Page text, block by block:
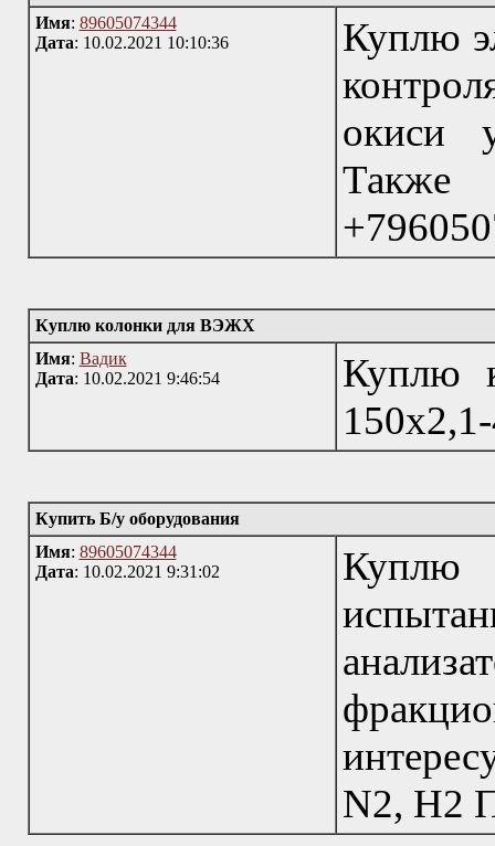
Имя: 89605074344
Дата: 10.02.2021 10:10:36
Куплю
окиси
Также
Куплю колонки для ВЭЖХ
Имя: Вадик
Дата: 10.02.2021 9:46:54
Куплю
Купить Б/у оборудования
Имя: 89605074344
Дата: 10.02.2021 9:31:02
N2, H2